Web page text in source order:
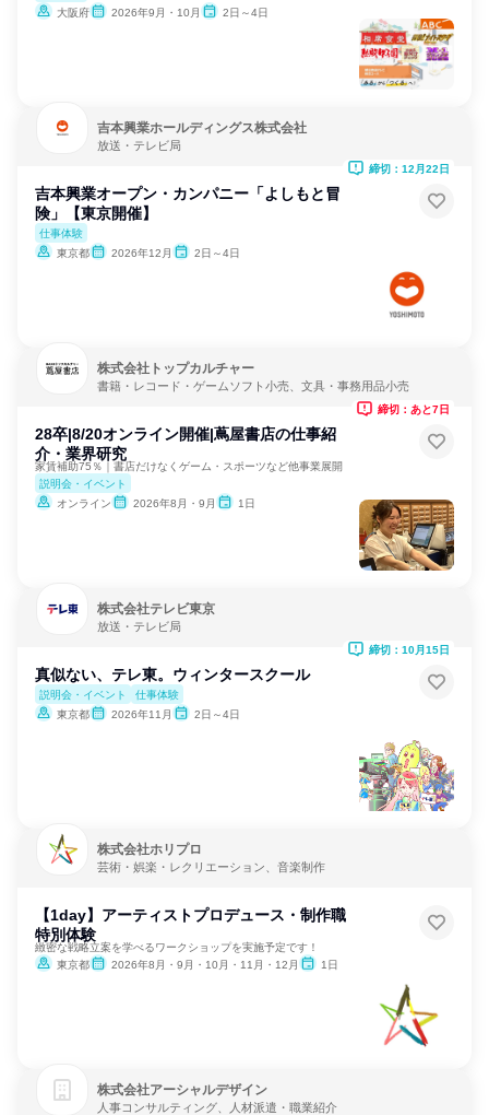
大阪府
2026年9月・10月 2日～4日
吉本興業ホールディングス株式会社
放送・テレビ局
吉本興業オープン・カンパニー「よしもと冒
険」【東京開催】
仕事体験
東京都
2026年12月 2日～4日
締切：12月22日
株式会社トップカルチャー
書籍・レコード・ゲームソフト小売、文具・事務用品小売
28卒|8/20オンライン開催|蔦屋書店の仕事紹
介・業界研究
家賃補助75％｜書店だけなくゲーム・スポーツなど他事業展開
説明会・イベント
オンライン
2026年8月・9月 1日
締切：あと7日
株式会社テレビ東京
放送・テレビ局
真似ない、テレ東。ウィンタースクール
説明会・イベント
仕事体験
東京都
2026年11月 2日～4日
締切：10月15日
株式会社ホリプロ
芸術・娯楽・レクリエーション、音楽制作
【1day】アーティストプロデュース・制作職
特別体験
緻密な戦略立案を学べるワークショップを実施予定です！
東京都
2026年8月・9月・10月・11月・12月 1日
株式会社アーシャルデザイン
人事コンサルティング、人材派遣・職業紹介